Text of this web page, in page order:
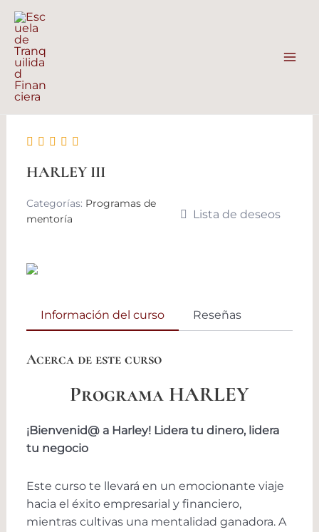
contenido
HARLEY III
Categorías: Programas de
mentoría
Lista de deseos
Información del curso Reseñas
Acerca de este curso
Programa HARLEY
¡Bienvenid@ a Harley! Lidera tu dinero, lidera
tu negocio
Este curso te llevará en un emocionante viaje
hacia el éxito empresarial y financiero,
mientras cultivas una mentalidad ganadora. A